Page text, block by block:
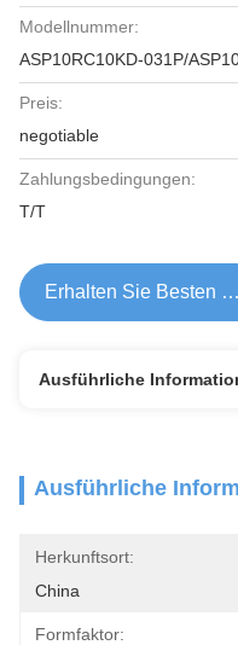
Modellnummer:
ASP10RC10KD-031P/
Preis:
negotiable
Zahlungsbedingungen:
T/T
Erhalten Sie Besten
Ausführliche
Ausführliche
Herkunftsort:
China
Formfaktor: